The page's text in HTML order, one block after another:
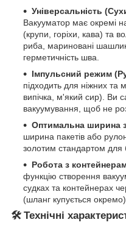
Універсальність
Вакууматор має окремі
(крупи, горіхи, кава) та
риба, мариновані
герметичність шва.
Імпульсний режим
підходить для ніжних та
випічка, м'який сир). Ви
вакуумування, щоб не
Оптимальна ширина
ширина пакетів або
золотим стандартом для
Робота з
функцію створення
судках та контейнерах
(шланг купується окремо).
🛠 Технічні